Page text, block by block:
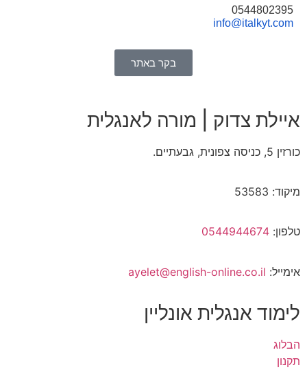
0544802395
info@italkyt.com
בקר באתר
לימוד אנגלית אונליין
הבלוג
תקנון
איילת צדוק | מורה לאנגלית
כורזין 5, כניסה צפונית, גבעתיים.
מיקוד: 53583
טלפון: 0544944674
אימייל: ayelet@english-online.co.il